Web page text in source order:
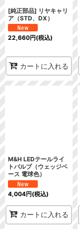
[純正部品] リヤキャリ
ア（STD、DX）
22,660円(税込)
カートに入れる
M&H LEDテールライ
トバルブ（ウェッジベ
ース 電球色）
4,004円(税込)
カートに入れる